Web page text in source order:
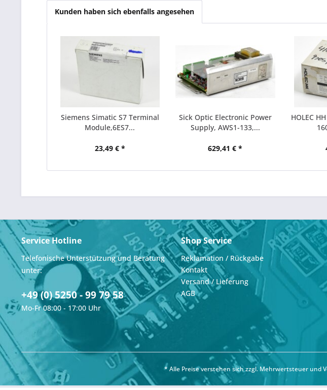
Kunden haben sich ebenfalls angesehen
Siemens Simatic S7 Terminal
Module,6ES7...
23,49 € *
Sick Optic Electronic Power
Supply, AWS1-133,...
629,41 € *
HOLEC
Service Hotline
Telefonische Unterstützung und Beratung
unter:
+49 (0) 5250 - 99 79 58
Mo-Fr 08:00 - 17:00 Uhr
Shop Service
Reklamation / Rückgabe
Kontakt
Versand / Lieferung
AGB
* Alle Preise verstehen sich zzgl. Mehrwertsteuer und